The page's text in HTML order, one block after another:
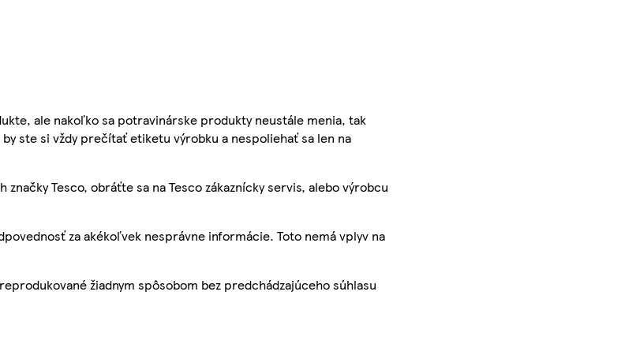
ale nakoľko sa potravinárske produkty neustále menia, tak
ste si vždy prečítať etiketu výrobku a nespoliehať sa len na
Tesco, obráťte sa na Tesco zákaznícky servis, alebo výrobcu
za akékoľvek nesprávne informácie. Toto nemá vplyv na
žiadnym spôsobom bez predchádzajúceho súhlasu